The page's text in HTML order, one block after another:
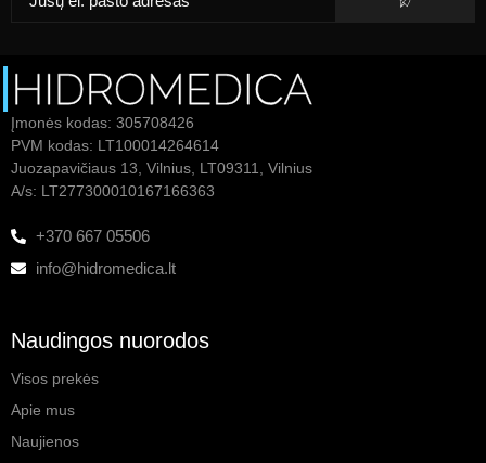
Įmonės kodas: 305708426
PVM kodas: LT100014264614
Juozapavičiaus 13, Vilnius, LT09311, Vilnius
A/s: LT277300010167166363
+370 667 05506
info@hidromedica.lt
Naudingos nuorodos
Visos prekės
Apie mus
Naujienos